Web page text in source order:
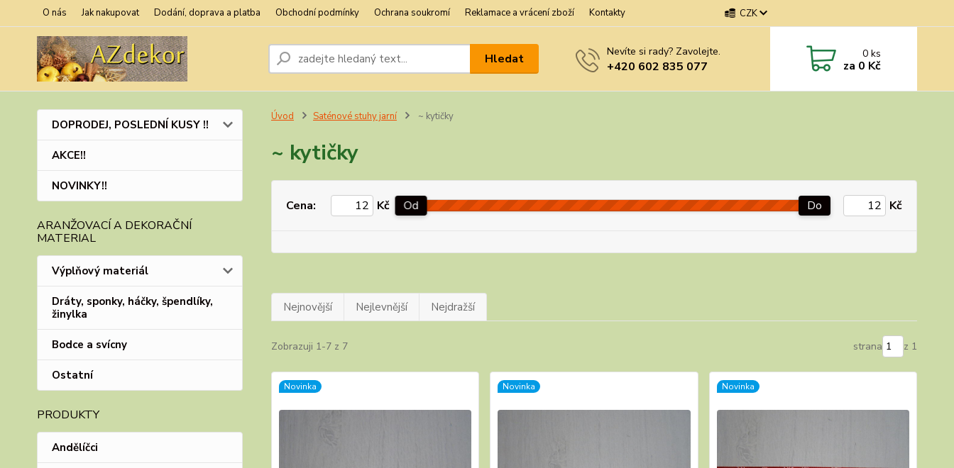
O nás Jak nakupovat Dodání, doprava a platba Obchodní podmínky Ochrana soukromí Reklamace a vrácení zboží Kontakty CZK
Hledat Nevíte si rady? Zavolejte.
+420 602 835 077
0ks
za 0 Kč
DOPRODEJ, POSLEDNÍ KUSY !!
AKCE!!
NOVINKY!!
ARANŽOVACÍ A DEKORAČNÍ
MATERIAL
Výplňový materiál
Dráty, sponky, háčky, špendlíky,
žinylka
Bodce a svícny
Ostatní
PRODUKTY
Andělíčci
Úvod Saténové stuhy jarní ~ kytičky
~ kytičky
Cena: Kč Od Do Kč
Nejnovější Nejlevnější Nejdražší
Zobrazuji 1-7 z 7 strana z 1
Novinka Novinka Novinka